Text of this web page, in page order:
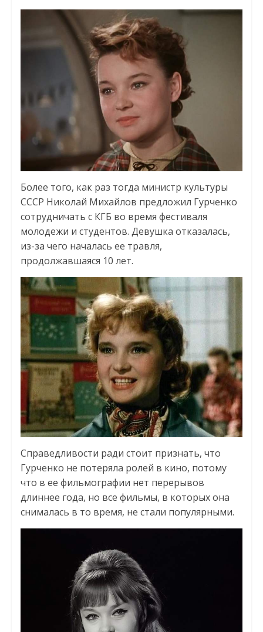
Более того, как раз тогда министр культуры
СССР Николай Михайлов предложил Гурченко
сотрудничать с КГБ во время фестиваля
молодежи и студентов. Девушка отказалась,
из-за чего началась ее травля,
продолжавшаяся 10 лет.
Справедливости ради стоит признать, что
Гурченко не потеряла ролей в кино, потому
что в ее фильмографии нет перерывов
длиннее года, но все фильмы, в которых она
снималась в то время, не стали популярными.